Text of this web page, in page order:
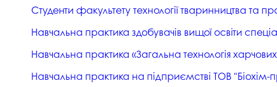
Студенти факультету технології тваринництва та
Навчальна практика здобувачів вищої освіти
Навчальна практика «Загальна технологія
Навчальна практика на підприємстві ТОВ